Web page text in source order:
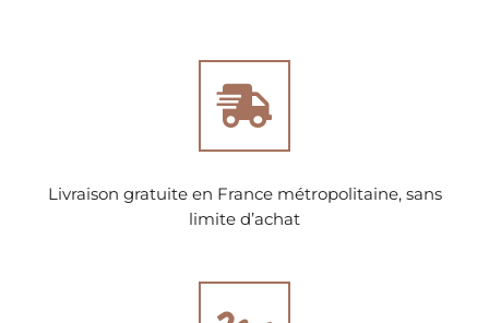
Livraison gratuite en France métropolitaine, sans
limite d’achat